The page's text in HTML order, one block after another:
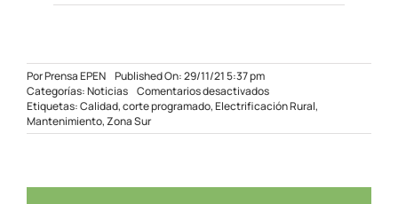
PorPrensa EPEN Published On: 29/11/21 5:37 pm
Categorías:Noticias Comentarios desactivadosen
Mantenimiento
y
Etiquetas:Calidad,corte programado,Electrificación Rural,
Mantenimiento,Zona Sur